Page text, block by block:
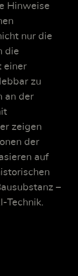
Hinweise
nur die
die
einer
zu
an der
zeigen
der
auf
–
Technik.